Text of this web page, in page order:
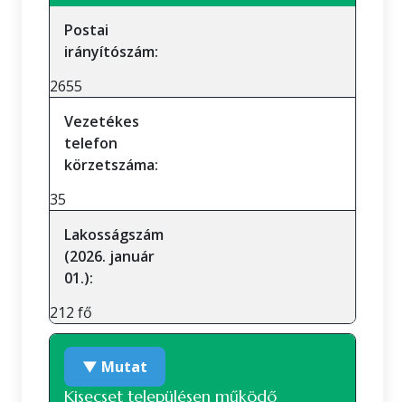
Postai
irányítószám:
2655
Vezetékes
telefon
körzetszáma:
35
Lakosságszám
(2026. január
01.):
212 fő
▼ Mutat
Kisecset településen működő